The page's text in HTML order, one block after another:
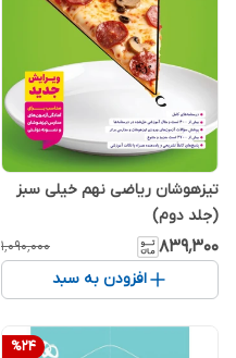
تیزهوشان ریاضی نهم خیلی سبز
(جلد دوم)
۸۳۹٬۳۰۰ ۱٬۰۹۰٬۰۰۰
افزودن به سبد
%24